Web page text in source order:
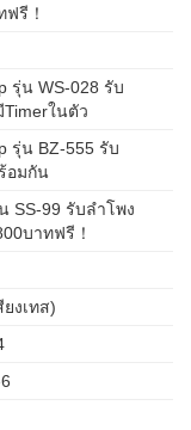
รี！
รุ่น WS-028 รับ
ในตัว
รุ่น BZ-555 รับ
อมกัน
SS-99 รับลำโพง
บาทฟรี！
งเทส)